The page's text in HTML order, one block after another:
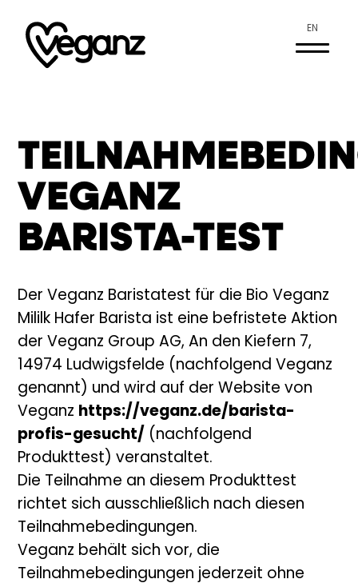
EN
VEGANZ
BARISTA-TEST
Der Veganz Baristatest für die Bio Veganz
Mililk Hafer Barista ist eine befristete Aktion
der Veganz Group AG, An den Kiefern 7,
14974 Ludwigsfelde (nachfolgend Veganz
genannt) und wird auf der Website von
Veganz https://veganz.de/barista-
profis-gesucht/ (nachfolgend
Produkttest) veranstaltet.
Die Teilnahme an diesem Produkttest
richtet sich ausschließlich nach diesen
Teilnahmebedingungen.
Veganz behält sich vor, die
Teilnahmebedingungen jederzeit ohne